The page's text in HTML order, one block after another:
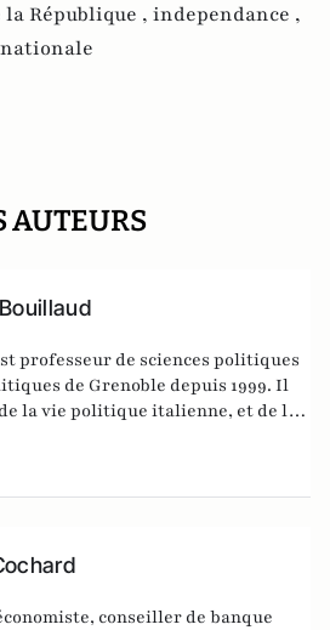
République , independance ,
AUTEURS
professeur de sciences politiques
de Grenoble depuis 1999. Il
la vie politique italienne, et de la
en particulier sous l’angle des
conseiller de banque